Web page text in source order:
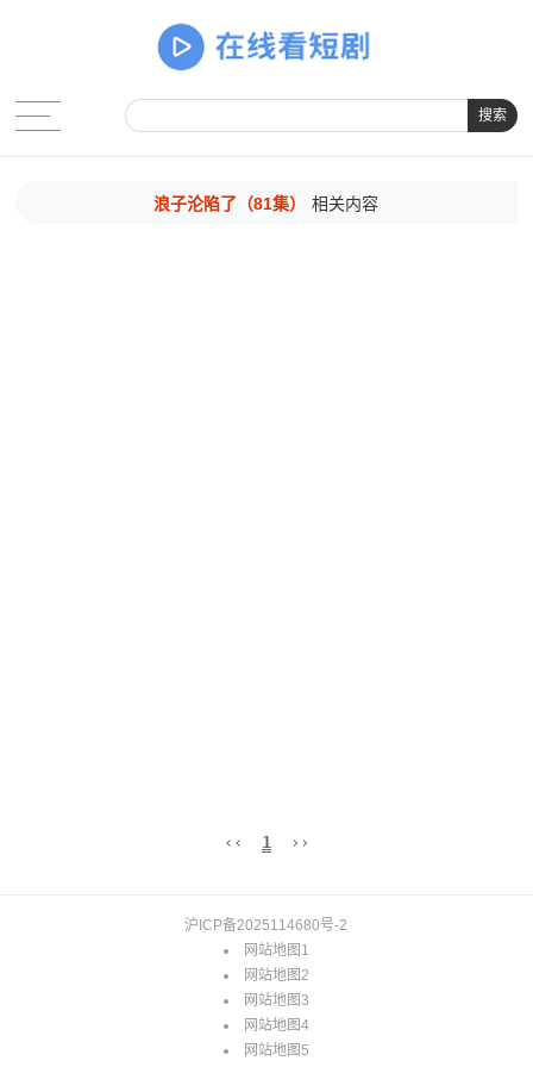
搜索
浪子沦陷了（81集） 相关内容
‹‹ 1 ››
沪ICP备2025114680号-2
网站地图1
网站地图2
网站地图3
网站地图4
网站地图5